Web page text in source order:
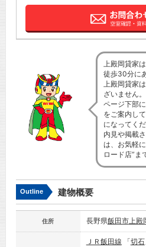
上殿岡貸家
徒歩30分に
上殿岡貸家
ざいません。
ページ下部
をご案内し
になってくだ
内見や掲載
は、お気軽
ロード店”ま
Outline 建物概要
住所 長野県飯田市上殿
ＪＲ飯田線 「切石